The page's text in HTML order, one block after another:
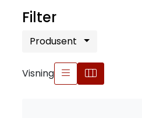
Filter
Produsent
Visning